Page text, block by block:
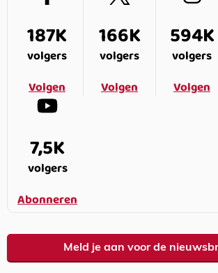
187K
volgers
Volgen
166K
volgers
Volgen
594K
volgers
Volgen
7,5K
volgers
Abonneren
Meld je aan voor de